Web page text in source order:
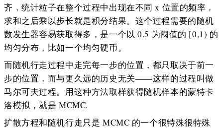
齐，统计粒子在整个过程中出现在不同 x 位置的频率，
求和之后乘以步长就是积分结果。这个过程需要的随机
数发生器容易获取得多，是一个以 0.5 为阈值的 [0,1) 的
均匀分布，比如一个均匀硬币。
而随机行走过程中走完每一步的位置，都只取决于前一
步的位置，而与更久远的历史无关——这样的过程叫做
马尔可夫过程。用这种方法取样获得随机样本的蒙特卡
洛模拟，就是 MCMC.
扩散方程和随机行走只是 MCMC 的一个很特殊很特殊